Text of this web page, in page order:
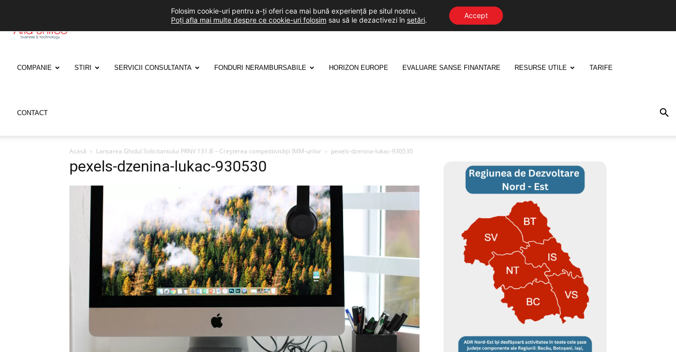
UNITED
COMPANIE STIRI SERVICII CONSULTANTA FONDURI NERAMBURSABILE HORIZON EUROPE EVALUARE SANSE FINANTARE RESURSE UTILE TARIFE
CONTACT
Acasă Lansarea Ghidul Solicitantului PRNV 131.B – Creșterea competitivității IMM-urilor pexels-dzenina-lukac-930530
pexels-dzenina-lukac-930530
Folosim cookie-uri pentru a-ți oferi cea mai bună experiență pe situl nostru.
Poți afla mai multe despre ce cookie-uri folosim sau să le dezactivezi în setări.
Accept